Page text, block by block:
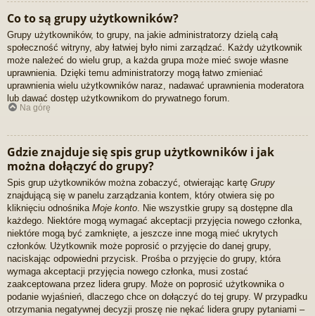
Co to są grupy użytkowników?
Grupy użytkowników, to grupy, na jakie administratorzy dzielą całą
społeczność witryny, aby łatwiej było nimi zarządzać. Każdy użytkownik
może należeć do wielu grup, a każda grupa może mieć swoje własne
uprawnienia. Dzięki temu administratorzy mogą łatwo zmieniać
uprawnienia wielu użytkowników naraz, nadawać uprawnienia moderatora
lub dawać dostęp użytkownikom do prywatnego forum.
Na górę
Gdzie znajduje się spis grup użytkowników i jak
można dołączyć do grupy?
Spis grup użytkowników można zobaczyć, otwierając kartę Grupy
znajdującą się w panelu zarządzania kontem, który otwiera się po
kliknięciu odnośnika Moje konto. Nie wszystkie grupy są dostępne dla
każdego. Niektóre mogą wymagać akceptacji przyjęcia nowego członka,
niektóre mogą być zamknięte, a jeszcze inne mogą mieć ukrytych
członków. Użytkownik może poprosić o przyjęcie do danej grupy,
naciskając odpowiedni przycisk. Prośba o przyjęcie do grupy, która
wymaga akceptacji przyjęcia nowego członka, musi zostać
zaakceptowana przez lidera grupy. Może on poprosić użytkownika o
podanie wyjaśnień, dlaczego chce on dołączyć do tej grupy. W przypadku
otrzymania negatywnej decyzji proszę nie nękać lidera grupy pytaniami –